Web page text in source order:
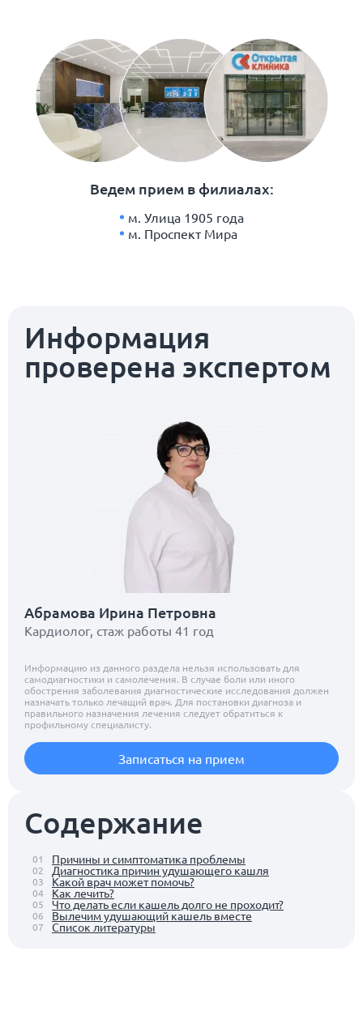
Ведем прием в филиалах:
м. Улица 1905 года
м. Проспект Мира
Содержание
01 Причины и симптоматика проблемы
02 Диагностика причин удушающего кашля
03 Какой врач может помочь?
04 Как лечить?
05 Что делать если кашель долго не проходит?
06 Вылечим удушающий кашель вместе
07 Список литературы
Информация
проверена экспертом
Абрамова Ирина Петровна
Кардиолог, стаж работы 41 год
Информацию из данного раздела нельзя использовать для
самодиагностики и самолечения. В случае боли или иного
обострения заболевания диагностические исследования должен
назначать только лечащий врач. Для постановки диагноза и
правильного назначения лечения следует обратиться к
профильному специалисту.
Записаться на прием